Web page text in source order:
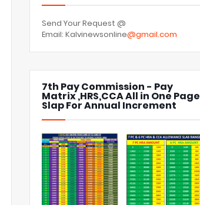
Send Your Request @
Email: Kalvinewsonline@gmail.com
7th Pay Commission - Pay
Matrix ,HRS,CCA All in One Page
Slap For Annual Increment